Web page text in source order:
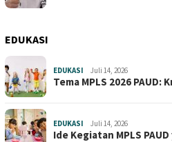
EDUKASI
EDUKASI Juli 14, 2026
Tema MPLS 2026
EDUKASI Juli 14, 2026
Ide Kegiatan MPLS